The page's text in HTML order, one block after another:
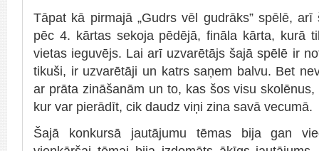
Tāpat kā pirmajā „Gudrs vēl gudrāks” spēlē,
pēc 4. kārtas sekoja pēdējā, fināla kārta, kurā
vietas ieguvējs. Lai arī uzvarētājs šajā spēlē ir
tikuši, ir uzvarētāji un katrs saņem balvu. Bet
ar prāta zināšanām un to, kas šos visu
kur var pierādīt, cik daudz viņi zina savā vecumā.
Šajā konkursā jautājumu tēmas bija gan